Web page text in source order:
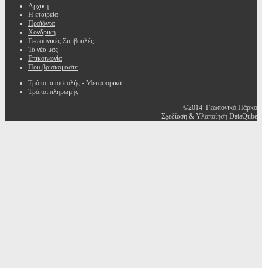
Αρχική
Η εταιρεία
Προϊόντα
Χονδρική
Γεωπονικές Συμβουλές
Τα νέα μας
Επικοινωνία
Που βρισκόμαστε
Τρόποι αποστολής - Μεταφορικά
Τρόποι πληρωμής
©2014 Γεωπονικό Πάρκο
Σχεδίαση & Υλοποίηση DataQube